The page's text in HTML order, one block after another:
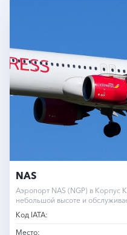
NAS
Аэропорт NAS (NGP) в
небольшой высоте и
Код IATA:
Место: